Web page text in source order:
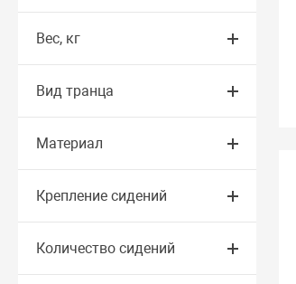
Вес, кг
Вид транца
Материал
Крепление сидений
Количество сидений